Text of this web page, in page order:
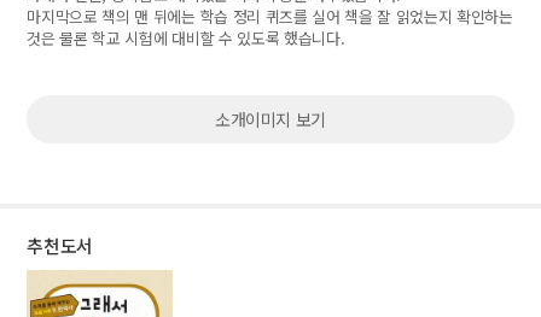
마지막으로 책의 맨 뒤에는 학습 정리 퀴즈를 실어 책을 잘 읽었는지 확인하는
것은 물론 학교 시험에 대비할 수 있도록 했습니다.
소개이미지 보기
추천도서